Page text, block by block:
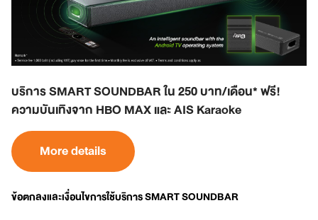
บริการ SMART SOUNDBAR ใน 250 บาท/เดือน* ฟรี!
ความบันเทิงจาก HBO MAX และ AIS Karaoke
More details
ข้อตกลงและเงื่อนไขการใช้บริการ SMART SOUNDBAR